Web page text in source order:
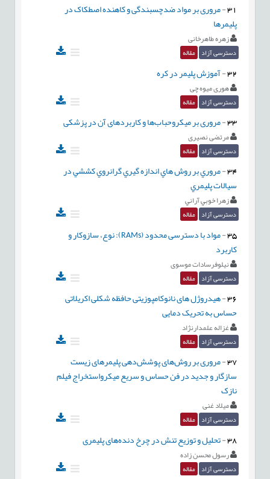
31
-مروری بر مواد ضدچسبندگی و کاهنده اصطکاک در
پلیمرها
زهره طاهرخانی
دسترسی آزاد مقاله
32
-آموزش پلیمر در کره
هوری میوه چی
دسترسی آزاد مقاله
33
-مروری بر میکروحباب‌ها و کاربردهای آن در پزشکی
مرتضی نصیری
دسترسی آزاد مقاله
34
-مروري بر روش هاي اندازه گيري گرانروي کششي در
سيالات پليمري
زهرا خوبي آراني
دسترسی آزاد مقاله
35
-
مواد با دسترسی محدود (RAMs): نوع، سازوکار و
کاربرد
نیلوفرسادات موسوی
دسترسی آزاد مقاله
36
-هیدروژل های نانوکامپوزیتی حافظه شکلی اکريلاتی
حساس به تحریک دمایی
غزاله علمدارنژاد
دسترسی آزاد مقاله
37
-مروری بر روش‌های پوشش‌دهی پلیمرهای زیست
سازگار و جدید در فن حساس و سریع میکرواستخراج فیلم
نازک
میلاد غنی
دسترسی آزاد مقاله
38
-تحلیل و توزیع تنش در چرخ دنده‌های پلیمری
رسول محسن زاده
دسترسی آزاد مقاله